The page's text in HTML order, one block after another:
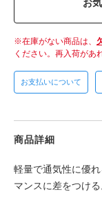
お
在庫がない商品は、
ください。 再入荷があ
お支払いについて
商品詳細
軽量で通気性に優
マンスに差をつける